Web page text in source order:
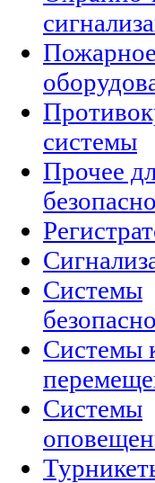
Пожарное
системы
Прочее
Системы
Системы
Системы